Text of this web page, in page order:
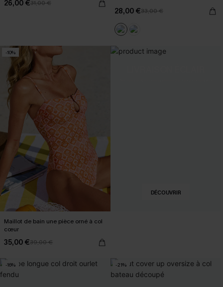
26,00 €31,00 €
28,00 €33,00 €
-10%
Maillot de bain une pièce orné à col
cœur
35,00 €39,00 €
DÉCOUVRIR
-16% -21%